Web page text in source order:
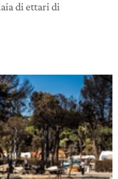
di ettari di